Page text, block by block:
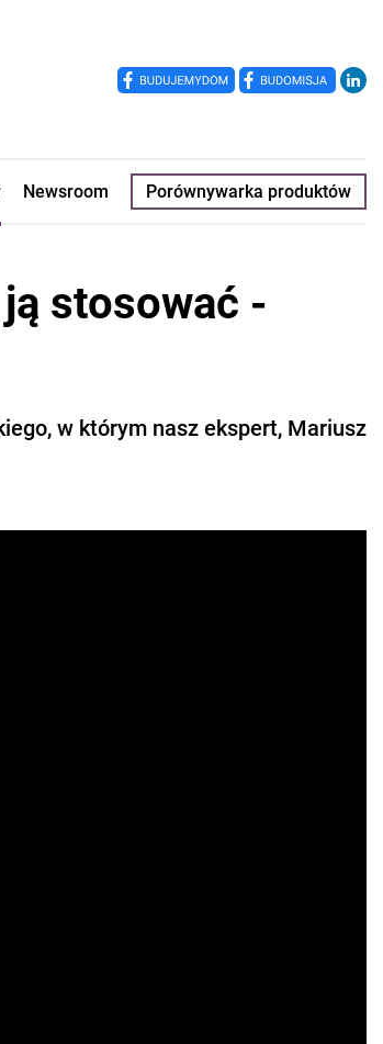
Newsroom Porównywarka produktów
stosować -
w którym nasz ekspert, Mariusz